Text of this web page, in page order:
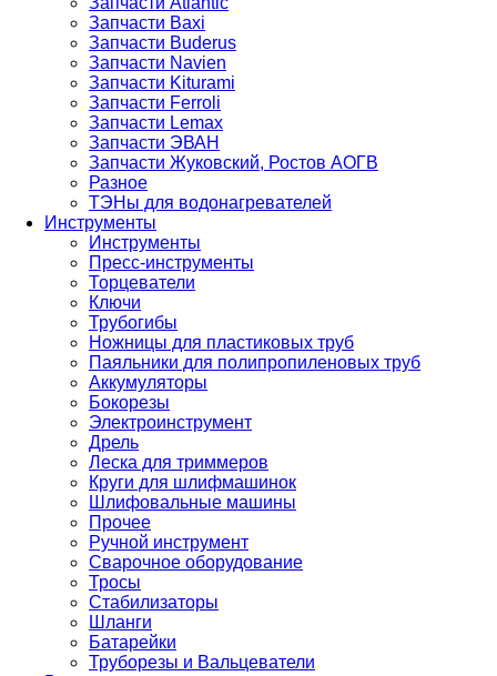
Запчасти Baxi
Запчасти Buderus
Запчасти Navien
Запчасти Kiturami
Запчасти Ferroli
Запчасти Lemax
Запчасти ЭВАН
Запчасти Жуковский, Ростов АОГВ
Разное
ТЭНы для водонагревателей
Инструменты
Инструменты
Пресс-инструменты
Торцеватели
Ключи
Трубогибы
Ножницы для пластиковых труб
Паяльники для полипропиленовых труб
Аккумуляторы
Бокорезы
Электроинструмент
Дрель
Леска для триммеров
Круги для шлифмашинок
Шлифовальные машины
Прочее
Ручной инструмент
Сварочное оборудование
Тросы
Стабилизаторы
Шланги
Батарейки
Труборезы и Вальцеватели